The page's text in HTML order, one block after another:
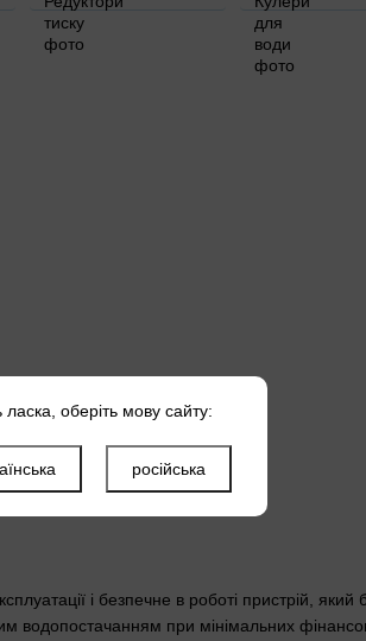
і безпечне в роботі пристрій,
водопостачанням при мінімальних
ласка, оберіть мову сайту:
російська